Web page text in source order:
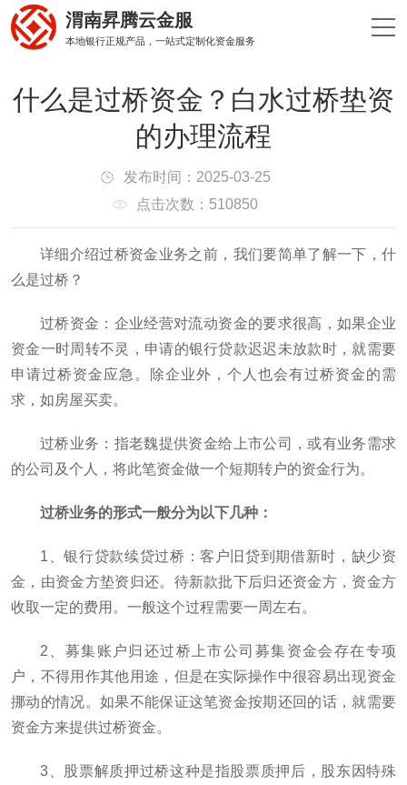
渭南昇腾云金服
本地银行正规产品，一站式定制化资金服务
什么是过桥资金？白水过桥垫资
的办理流程
发布时间：2025-03-25
点击次数：510850
详细介绍过桥资金业务之前，我们要简单了解一下，什
么是过桥？
过桥资金：企业经营对流动资金的要求很高，如果企业
资金一时周转不灵，申请的银行贷款迟迟未放款时，就需要
申请过桥资金应急。除企业外，个人也会有过桥资金的需
求，如房屋买卖。
过桥业务：指老魏提供资金给上市公司，或有业务需求
的公司及个人，将此笔资金做一个短期转户的资金行为。
过桥业务的形式一般分为以下几种：
1、银行贷款续贷过桥：客户旧贷到期借新时，缺少资
金，由资金方垫资归还。待新款批下后归还资金方，资金方
收取一定的费用。一般这个过程需要一周左右。
2、募集账户归还过桥上市公司募集资金会存在专项
户，不得用作其他用途，但是在实际操作中很容易出现资金
挪动的情况。如果不能保证这笔资金按期还回的话，就需要
资金方来提供过桥资金。
3、股票解质押过桥这种是指股票质押后，股东因特殊